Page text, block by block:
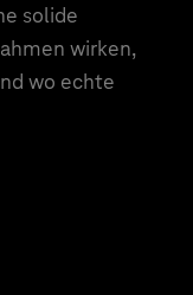
solide
wirken,
wo echte